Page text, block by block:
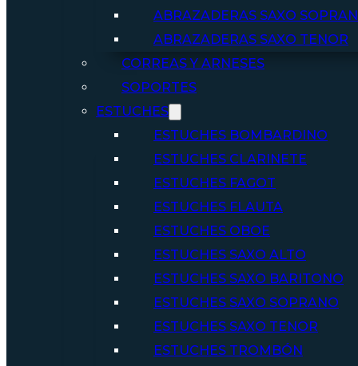
ABRAZADERAS SAXO
ABRAZADERAS SAXO TENOR
CORREAS Y ARNESES
SOPORTES
ESTUCHES
ESTUCHES BOMBARDINO
ESTUCHES CLARINETE
ESTUCHES FAGOT
ESTUCHES FLAUTA
ESTUCHES OBOE
ESTUCHES SAXO ALTO
ESTUCHES SAXO BARITONO
ESTUCHES SAXO SOPRANO
ESTUCHES SAXO TENOR
ESTUCHES TROMBÓN